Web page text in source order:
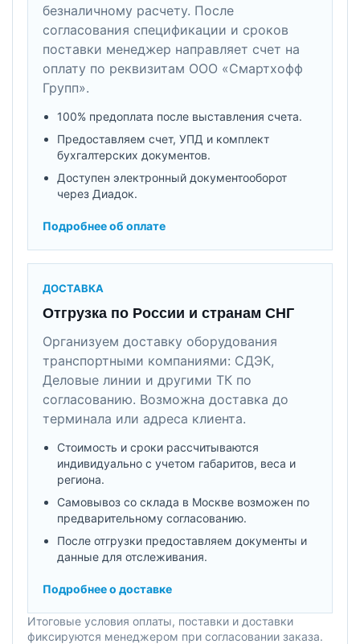
безналичному расчету. После
согласования спецификации и сроков
поставки менеджер направляет счет на
оплату по реквизитам ООО «Смартхофф
Групп».
100% предоплата после выставления счета.
Предоставляем счет, УПД и комплект
бухгалтерских документов.
Доступен электронный документооборот
через Диадок.
Подробнее об оплате
ДОСТАВКА
Отгрузка по России и странам СНГ
Организуем доставку оборудования
транспортными компаниями: СДЭК,
Деловые линии и другими ТК по
согласованию. Возможна доставка до
терминала или адреса клиента.
Стоимость и сроки рассчитываются
индивидуально с учетом габаритов, веса и
региона.
Самовывоз со склада в Москве возможен по
предварительному согласованию.
После отгрузки предоставляем документы и
данные для отслеживания.
Подробнее о доставке
Итоговые условия оплаты, поставки и доставки
фиксируются менеджером при согласовании заказа.